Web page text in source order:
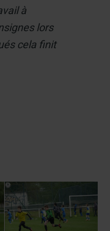
à
lors
cela finit